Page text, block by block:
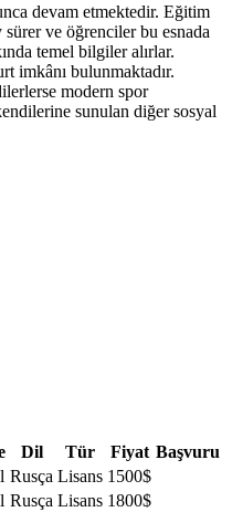
devam etmektedir. Eğitim
ve öğrenciler bu esnada
temel bilgiler alırlar.
imkânı bulunmaktadır.
modern spor
sunulan diğer sosyal
Dil Tür Fiyat Başvuru
Rusça Lisans 1500$
Rusça Lisans 1800$